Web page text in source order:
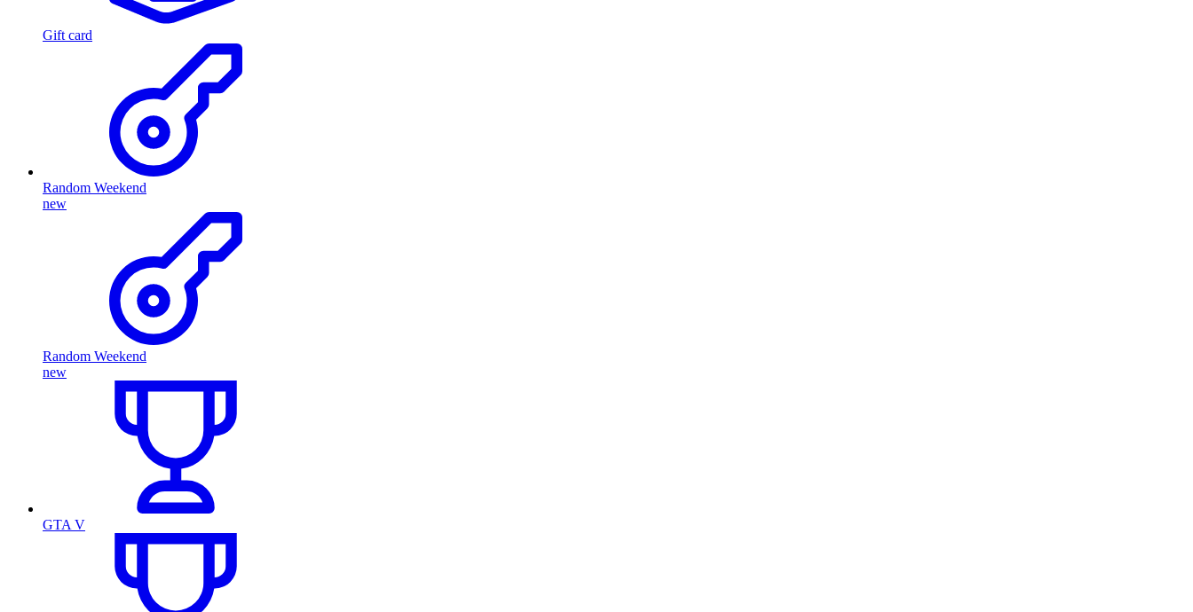
Gift card
Random Weekend
new
Random Weekend
new
GTA V